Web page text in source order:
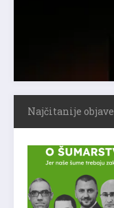
Najčitanije objave